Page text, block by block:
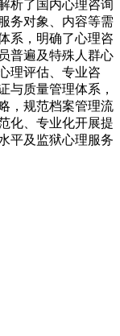
析了国内心理咨询
务对象、内容等需
系，明确了心理咨
普遍及特殊人群心
理评估、专业咨
与质量管理体系，
，规范档案管理流
化、专业化开展提
平及监狱心理服务